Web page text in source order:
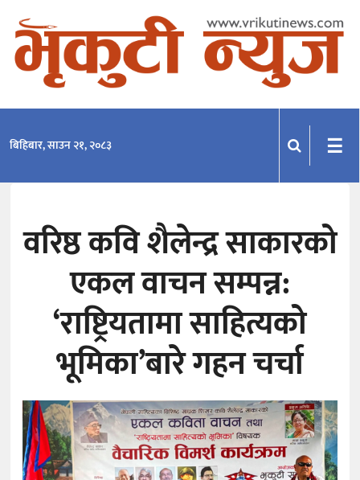
समाचार
अन्तराष्ट्रिय
अन्तर्वार्ता
विचार
बिहिबार, साउन २१, २०८३ ☰
वरिष्ठ कवि शैलेन्द्र साकारको
एकल वाचन सम्पन्न:
‘राष्ट्रियतामा साहित्यको
भूमिका’बारे गहन चर्चा